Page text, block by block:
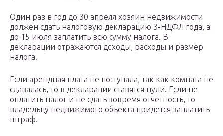
Один раз в год до 30 апреля хозяин недвижимости
должен сдать налоговую декларацию 3-НДФЛ года, а
до 15 июля заплатить всю сумму налога. В
декларации отражаются доходы, расходы и размер
налога.
Если арендная плата не поступала, так как комната не
сдавалась, то в декларации ставятся нули. Если не
оплатить налог и не сдать вовремя отчетность, то
владельцу недвижимого объекта придется заплатить
штраф.